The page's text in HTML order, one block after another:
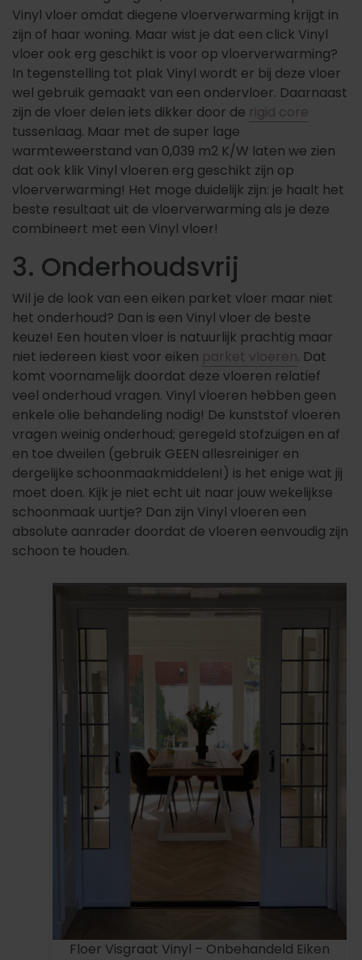
Vinyl vloer omdat diegene vloerverwarming krijgt in
zijn of haar woning. Maar wist je dat een click Vinyl
vloer ook erg geschikt is voor op vloerverwarming?
In tegenstelling tot plak Vinyl wordt er bij deze vloer
wel gebruik gemaakt van een ondervloer. Daarnaast
zijn de vloer delen iets dikker door de rigid core
tussenlaag. Maar met de super lage
warmteweerstand van 0,039 m2 K/W laten we zien
dat ook klik Vinyl vloeren erg geschikt zijn op
vloerverwarming! Het moge duidelijk zijn: je haalt het
beste resultaat uit de vloerverwarming als je deze
combineert met een Vinyl vloer!
3. Onderhoudsvrij
Wil je de look van een eiken parket vloer maar niet
het onderhoud? Dan is een Vinyl vloer de beste
keuze! Een houten vloer is natuurlijk prachtig maar
niet iedereen kiest voor eiken parket vloeren. Dat
komt voornamelijk doordat deze vloeren relatief
veel onderhoud vragen. Vinyl vloeren hebben geen
enkele olie behandeling nodig! De kunststof vloeren
vragen weinig onderhoud; geregeld stofzuigen en af
en toe dweilen (gebruik GEEN allesreiniger en
dergelijke schoonmaakmiddelen!) is het enige wat jij
moet doen. Kijk je niet echt uit naar jouw wekelijkse
schoonmaak uurtje? Dan zijn Vinyl vloeren een
absolute aanrader doordat de vloeren eenvoudig zijn
schoon te houden.
Floer Visgraat Vinyl – Onbehandeld Eiken